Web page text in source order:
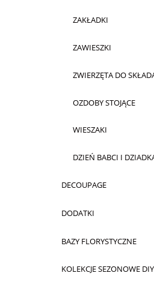
ZAKŁADKI
ZAWIESZKI
ZWIERZĘTA DO
OZDOBY STOJĄCE
WIESZAKI
DZIEŃ BABCI I
DECOUPAGE
DODATKI
BAZY FLORYSTYCZNE
KOLEKCJE SEZONOWE DIY